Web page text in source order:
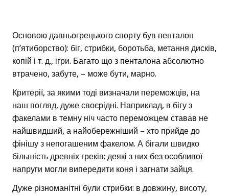
Основою давньогрецького спорту був пенталон
(п’ятиборство): біг, стрибки, боротьба, метання дисків,
копій і т. д., ігри. Багато що з пенталона абсолютно
втрачено, забуте, – може бути, марно.
Критерії, за якими тоді визначали переможців, на
наш погляд, дуже своєрідні. Наприклад, в бігу з
факелами в темну ніч часто переможцем ставав не
найшвидший, а найобережніший – хто прийде до
фінішу з непогашеним факелом. А бігали швидко
більшість древніх греків: деякі з них без особливої
напруги могли випередити коня і загнати зайця.
Дуже різноманітні були стрибки: в довжину, висоту,